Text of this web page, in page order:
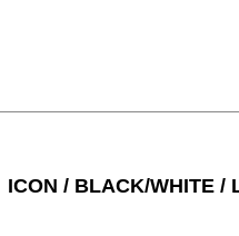
ICON / BLACK/WHITE /